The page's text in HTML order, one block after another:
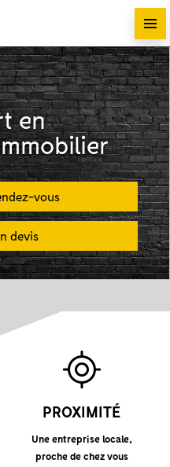
en
vous
devis
PROXIMITÉ
Une entreprise locale,
proche de chez vous